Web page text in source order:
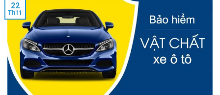
22
Th11